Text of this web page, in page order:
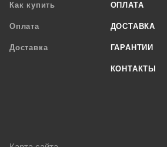
Как купить
Оплата
Доставка
ОПЛАТА
ДОСТАВКА
ГАРАНТИИ
КОНТАКТЫ